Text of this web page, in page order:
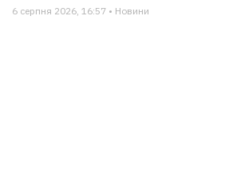
6 серпня 2026, 16:57 • Новини